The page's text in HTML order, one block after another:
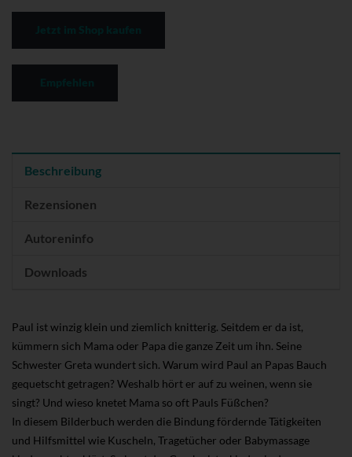
Beschreibung
Rezensionen
Autoreninfo
Downloads
Paul ist winzig klein und ziemlich knitterig. Seitdem er da ist,
kümmern sich Mama oder Papa die ganze Zeit um ihn. Seine
Schwester Greta wundert sich. Warum wird Paul an Papas Bauch
gequetscht getragen? Weshalb hört er auf zu weinen, wenn sie
singt? Und wieso knetet Mama so oft Pauls Füßchen?
In diesem Bilderbuch werden die Bindung fördernde Tätigkeiten
und Hilfsmittel wie Kuscheln, Tragetücher oder Babymassage